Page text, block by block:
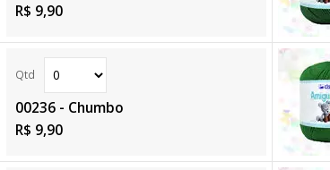
R$ 9,90
00236 - Chumbo
R$ 9,90